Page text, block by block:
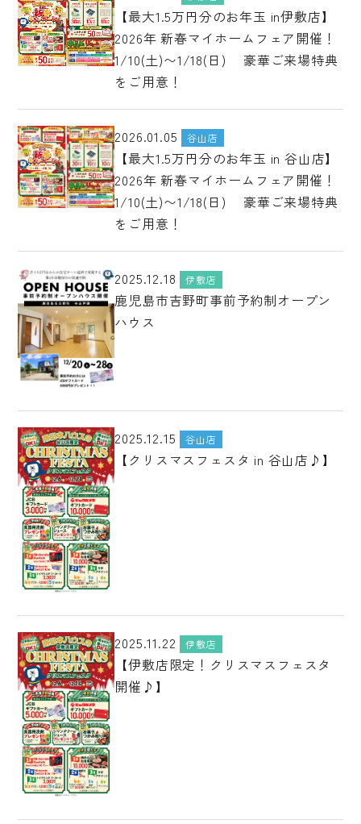
【最大1.5万円分のお年玉 in伊敷店】
2026年 新春マイホームフェア開催！
1/10(土)〜1/18(日) 豪華ご来場特典
をご用意！
2026.01.05 谷山店
【最大1.5万円分のお年玉 in 谷山店】
2026年 新春マイホームフェア開催！
1/10(土)〜1/18(日) 豪華ご来場特典
をご用意！
2025.12.18 伊敷店
鹿児島市吉野町事前予約制オープン
ハウス
2025.12.15 谷山店
【クリスマスフェスタ in 谷山店♪】
2025.11.22 伊敷店
【伊敷店限定！クリスマスフェスタ
開催♪】